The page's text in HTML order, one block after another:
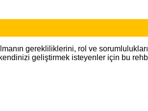
gerekliliklerini, rol ve
geliştirmek isteyenler için bu